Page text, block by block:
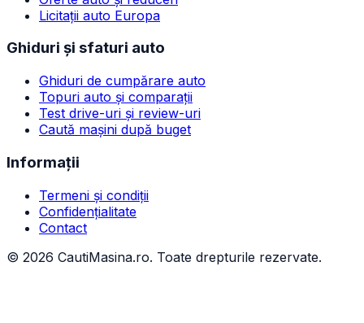
Licitații auto Europa
Ghiduri și sfaturi auto
Ghiduri de cumpărare auto
Topuri auto și comparații
Test drive-uri și review-uri
Caută mașini după buget
Informații
Termeni și condiții
Confidențialitate
Contact
© 2026 CautiMasina.ro. Toate drepturile rezervate.